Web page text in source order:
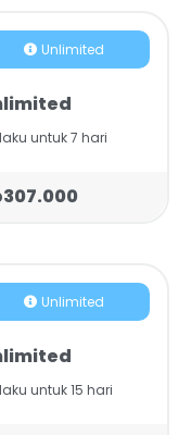
Unlimited
untuk 7 hari
Unlimited
untuk 15 hari